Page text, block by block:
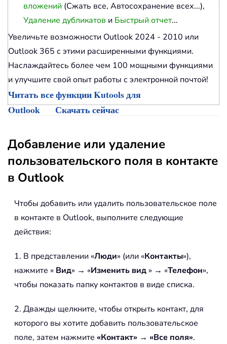
вложений (Сжать все, Автосохранение всех...),
Удаление дубликатов и Быстрый отчет...
Увеличьте возможности Outlook 2024 - 2010 или
Outlook 365 с этими расширенными функциями.
Наслаждайтесь более чем 100 мощными функциями
и улучшите свой опыт работы с электронной почтой!
Читать все функции Kutools для
Outlook
Скачать сейчас
Добавление или удаление
пользовательского поля в контакте
в Outlook
Чтобы добавить или удалить пользовательское поле
в контакте в Outlook, выполните следующие
действия:
1. В представлении «Люди» (или «Контакты»),
нажмите « Вид» → «Изменить вид » → «Телефон»,
чтобы показать папку контактов в виде списка.
2. Дважды щелкните, чтобы открыть контакт, для
которого вы хотите добавить пользовательское
поле, затем нажмите «Контакт» → «Все поля».